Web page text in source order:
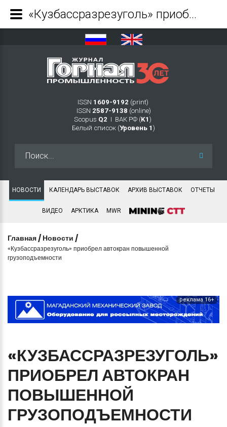
ISSN 1609-9192 (print)
ISSN 2587-9138 (online)
Scopus Q2 Ι ВАК РФ (K1 )
Белый список (Уровень 1 )
НОВОСТИ КАЛЕНДАРЬ ВЫСТАВОК АРХИВ ВЫСТАВОК ОТЧЕТЫ
ВИДЕО АРКТИКА MWR
Главная / Новости /
«Кузбассразрезуголь» приобрел автокран повышенной
грузоподъемности
реклама 16+
«КУЗБАССРАЗРЕЗУГОЛЬ»
ПРИОБРЕЛ АВТОКРАН
ПОВЫШЕННОЙ
ГРУЗОПОДЪЕМНОСТИ
«Кузбассразрезуголь» приобрел автокран повышенной грузоподъемности - Журнал Горная промышленность